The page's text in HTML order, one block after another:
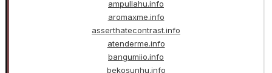
ampullahu.info
aromaxme.info
asserthatecontrast.info
atenderme.info
bangumiio.info
bekosunhu.info